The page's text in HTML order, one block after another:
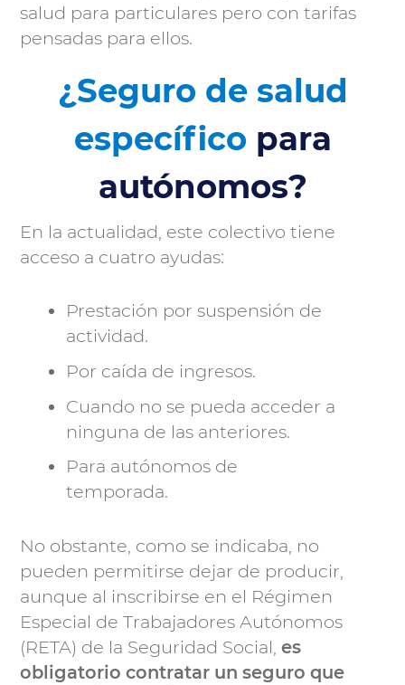
Periodo de
Preexistencias
Videoconsulta
concertadas
Precio
salud para particulares pero con tarifas
pensadas para ellos.
¿Seguro de salud
específico para
autónomos?
En la actualidad, este colectivo tiene
acceso a cuatro ayudas:
Prestación por suspensión de
actividad.
Por caída de ingresos.
Cuando no se pueda acceder a
ninguna de las anteriores.
Para autónomos de
temporada.
No obstante, como se indicaba, no
pueden permitirse dejar de producir,
aunque al inscribirse en el Régimen
Especial de Trabajadores Autónomos
(RETA) de la Seguridad Social,es
obligatorio contratar un seguro que